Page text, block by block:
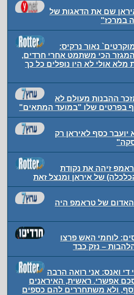
שם את הדאגות של
במרכז"
נאור נרקיס:
הכי משתמט אחרי חרדים,
מלא אולי לא היו נופלים כל כך
ההבנות מעולם לא
בפרטים שלו "במועד המתאים"
יועבר כסף לאיראן רק
זיהה את נקודת
של איראן ומנצל זאת
האדום של טראמפ היה
לוחמי האש פרצו
– נזק כבד
די ואנס: אני רואה הרבה
אפשרי. ראשית, האיראנים
ולא משתחררים להם כספים